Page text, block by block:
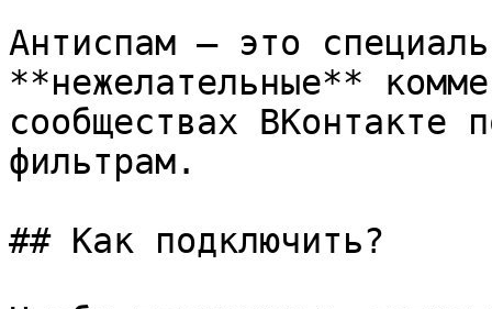
Антиспам — это
**нежелательные**
сообществах ВКонтакте
фильтрам.
## Как подключить?